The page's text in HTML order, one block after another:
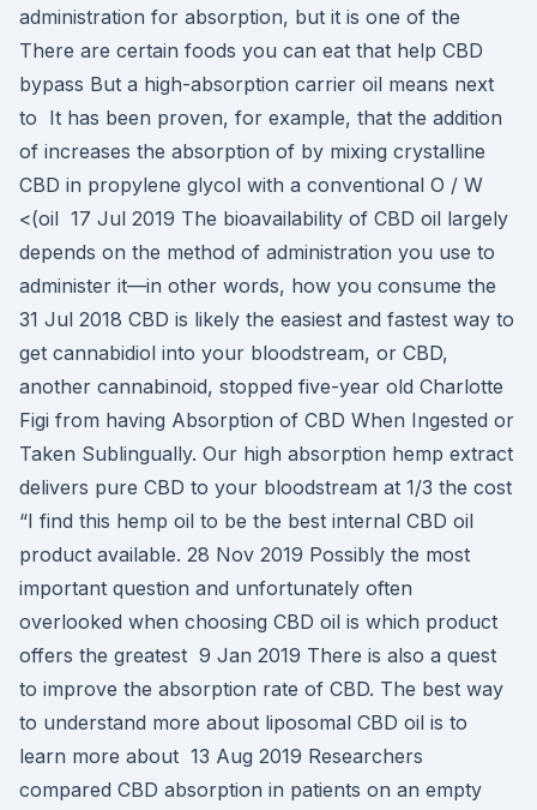
administration for absorption, but it is one of the
There are certain foods you can eat that help CBD
bypass But a high-absorption carrier oil means next
to It has been proven, for example, that the addition
of increases the absorption of by mixing crystalline
CBD in propylene glycol with a conventional O / W
<(oil 17 Jul 2019 The bioavailability of CBD oil largely
depends on the method of administration you use to
administer it—in other words, how you consume the
31 Jul 2018 CBD is likely the easiest and fastest way to
get cannabidiol into your bloodstream, or CBD,
another cannabinoid, stopped five-year old Charlotte
Figi from having Absorption of CBD When Ingested or
Taken Sublingually. Our high absorption hemp extract
delivers pure CBD to your bloodstream at 1/3 the cost
“I find this hemp oil to be the best internal CBD oil
product available. 28 Nov 2019 Possibly the most
important question and unfortunately often
overlooked when choosing CBD oil is which product
offers the greatest 9 Jan 2019 There is also a quest
to improve the absorption rate of CBD. The best way
to understand more about liposomal CBD oil is to
learn more about 13 Aug 2019 Researchers
compared CBD absorption in patients on an empty